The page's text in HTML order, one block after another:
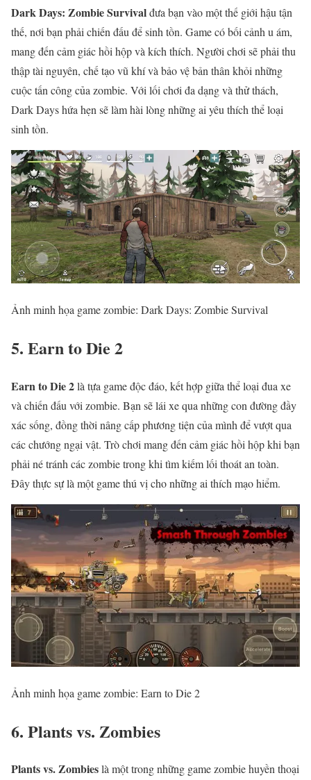
Dark Days: Zombie Survivalđưa bạn vào một thế giới hậu tận
thế, nơi bạn phải chiến đấu để sinh tồn. Game có bối cảnh u ám,
mang đến cảm giác hồi hộp và kích thích. Người chơi sẽ phải thu
thập tài nguyên, chế tạo vũ khí và bảo vệ bản thân khỏi những
cuộc tấn công của zombie. Với lối chơi đa dạng và thử thách,
Dark Days hứa hẹn sẽ làm hài lòng những ai yêu thích thể loại
sinh tồn.
Ảnh minh họa game zombie: Dark Days: Zombie Survival
5. Earn to Die 2
Earn to Die 2là tựa game độc đáo, kết hợp giữa thể loại đua xe
và chiến đấu với zombie. Bạn sẽ lái xe qua những con đường đầy
xác sống, đồng thời nâng cấp phương tiện của mình để vượt qua
các chướng ngại vật. Trò chơi mang đến cảm giác hồi hộp khi bạn
phải né tránh các zombie trong khi tìm kiếm lối thoát an toàn.
Đây thực sự là một game thú vị cho những ai thích mạo hiểm.
Ảnh minh họa game zombie: Earn to Die 2
6. Plants vs. Zombies
Plants vs. Zombieslà một trong những game zombie huyền thoại